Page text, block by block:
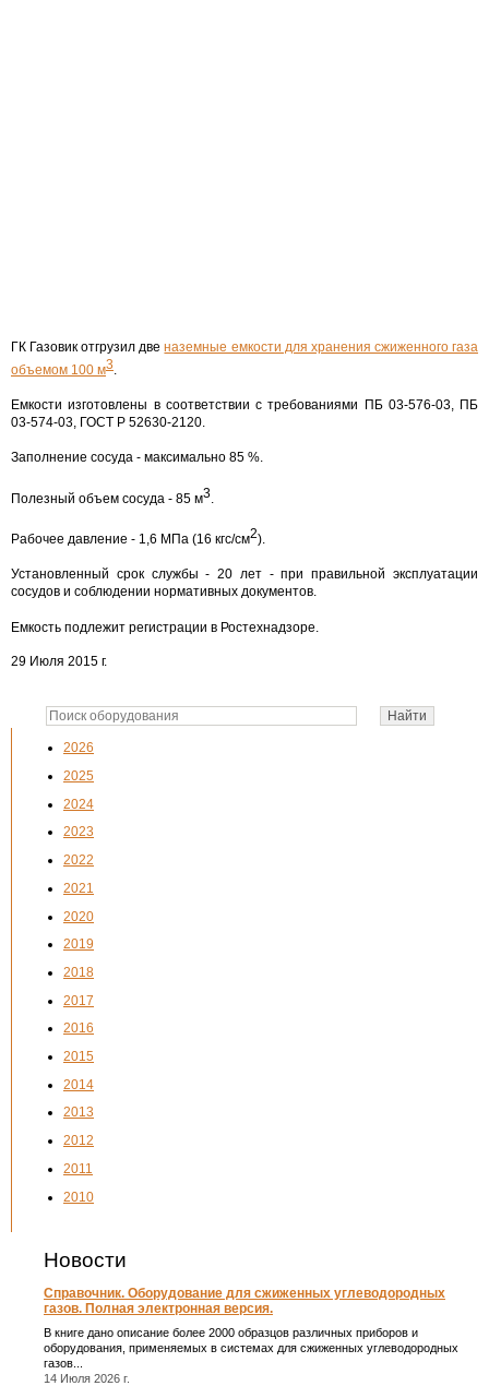
2026
2025
2024
2023
2022
2021
2020
2019
2018
2017
2016
2015
2014
2013
2012
2011
2010
Новости
Справочник. Оборудование для сжиженных углеводородных
газов. Полная электронная версия.
В книге дано описание более 2000 образцов различных приборов и
оборудования, применяемых в системах для сжиженных углеводородных
газов...
14 Июля 2026 г.
ГК Газовик отгрузил двеназемные емкости для хранения сжиженного газа
объемом 100 м3.
Емкости изготовлены в соответствии с требованиями ПБ 03-576-03, ПБ
03-574-03, ГОСТ Р 52630-2120.
Заполнение сосуда - максимально 85 %.
Полезный объем сосуда - 85 м3.
Рабочее давление - 1,6 МПа (16 кгс/см2).
Установленный срок службы - 20 лет - при правильной эксплуатации
сосудов и соблюдении нормативных документов.
Емкость подлежит регистрации в Ростехнадзоре.
29 Июля 2015 г.